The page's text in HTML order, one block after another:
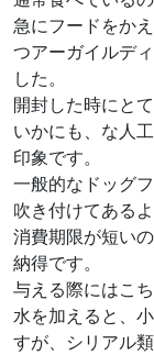
急にフードをか
つアーガイルデ
した。
開封した時にと
いかにも、な人
印象です。
一般的なドッグ
吹き付けてある
消費期限が短い
納得です。
与える際にはこ
水を加えると、
すが、シリアル